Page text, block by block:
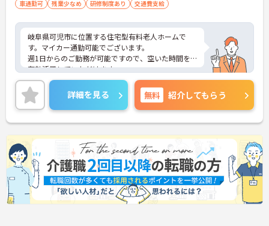
車通勤可 残業少なめ 研修制度あり 交通費支給
岐阜県可児市に位置する住宅型有料老人ホームで
す。マイカー通勤可能でございます。
週1日からのご勤務が可能ですので、空いた時間を
有効活用していただけます。
ご興味のある方には、面接対策ポイントなど、さら
に詳細をお話しいたしますのでお気軽にご相談くだ
さい！
詳細を見る 無料 紹介してもらう